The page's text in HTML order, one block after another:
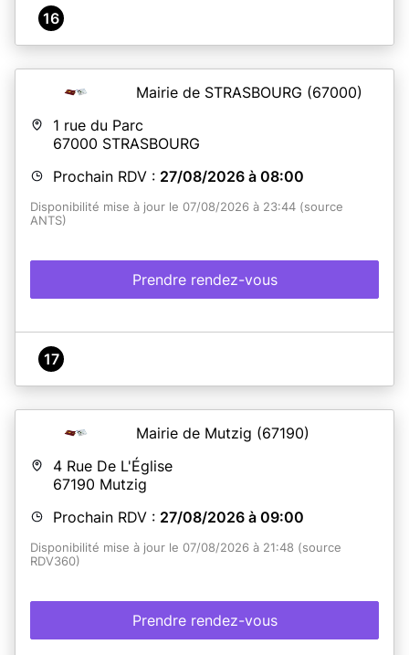
16
Mairie de STRASBOURG (67000)
1 rue du Parc
67000 STRASBOURG
Prochain RDV : 27/08/2026 à 08:00
Disponibilité mise à jour le 07/08/2026 à 23:44 (source
ANTS)
Prendre rendez-vous
17
Mairie de Mutzig (67190)
4 Rue De L'Église
67190 Mutzig
Prochain RDV : 27/08/2026 à 09:00
Disponibilité mise à jour le 07/08/2026 à 21:48 (source
RDV360)
Prendre rendez-vous